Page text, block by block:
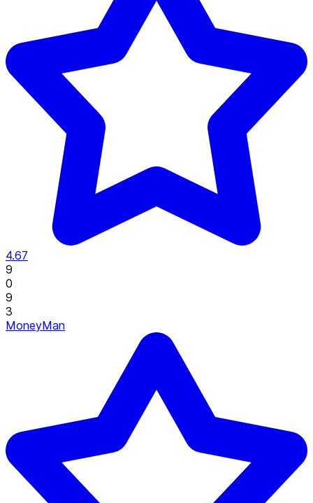
4.67
9
0
9
3
MoneyMan